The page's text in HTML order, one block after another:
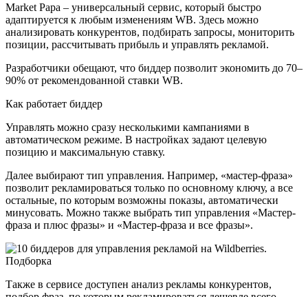
Market Papa – универсальный сервис, который быстро
адаптируется к любым изменениям WB. Здесь можно
анализировать конкурентов, подбирать запросы, мониторить
позиции, рассчитывать прибыль и управлять рекламой.
Разработчики обещают, что биддер позволит экономить до 70–
90% от рекомендованной ставки WB.
Как работает биддер
Управлять можно сразу несколькими кампаниями в
автоматическом режиме. В настройках задают целевую
позицию и максимальную ставку.
Далее выбирают тип управления. Например, «мастер-фраза»
позволит рекламироваться только по основному ключу, а все
остальные, по которым возможны показы, автоматически
минусовать. Можно также выбрать тип управления «Мастер-
фраза и плюс фразы» и «Мастер-фраза и все фразы».
Также в сервисе доступен анализ рекламы конкурентов,